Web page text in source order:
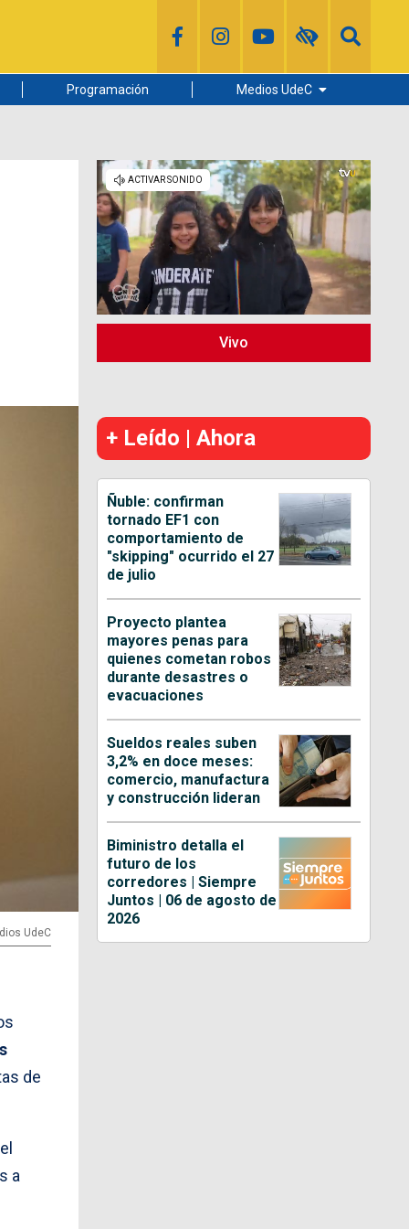
Programación Medios UdeC
Radio UdeC
Noticias UdeC
La Discusión
UdeC
de
a
Vivo
+ Leído | Ahora
Ñuble: confirman
tornado EF1 con
comportamiento de
"skipping" ocurrido el 27
de julio
Proyecto plantea
mayores penas para
quienes cometan robos
durante desastres o
evacuaciones
Sueldos reales suben
3,2% en doce meses:
comercio, manufactura
y construcción lideran
Biministro detalla el
futuro de los
corredores | Siempre
Juntos | 06 de agosto de
2026